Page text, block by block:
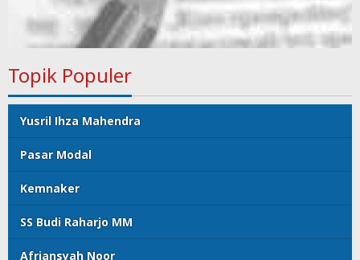
Topik Populer
Yusril Ihza Mahendra
Pasar Modal
Kemnaker
SS Budi Raharjo MM
Afriansyah Noor